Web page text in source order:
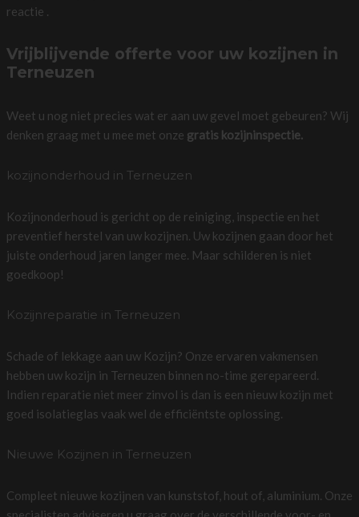
reactie .
Vrijblijvende offerte voor uw kozijnen in
Terneuzen
Weet u nog niet precies wat er aan uw gevel moet gebeuren? Wij
denken graag met u mee met onze gratis kozijninspectie.
kozijnonderhoud in Terneuzen
Kozijnonderhoud is gericht op de reiniging, inspectie en het
preventief herstel van uw kozijnen. Uw kozijnen gaan door het
juiste onderhoud jaren langer mee. Maar schilderen is niet
goedkoop!
Kozijnreparatie in Terneuzen
Schade of lekkage aan uw Kozijn? Onze ervaren vakmensen
hebben uw kozijn in Terneuzen binnen no-time gerepareerd.
Indien reparatie niet meer zinvol is dan is een nieuw kozijn met
goed isolatieglas vaak wel de efficiëntste oplossing.
Nieuwe Kozijnen in Terneuzen
Compleet nieuwe kozijnen van kunststof, hout of, aluminium. Onze